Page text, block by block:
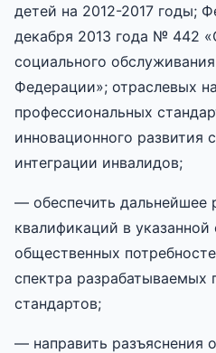
детей на 2012-2017 годы;
декабря 2013 года № 442
социального
Федерации»; отраслевых
профессиональных
инновационного развития
интеграции инвалидов;
— обеспечить дальнейшее
квалификаций в
общественных
спектра разрабатываемых
стандартов;
— направить разъяснения